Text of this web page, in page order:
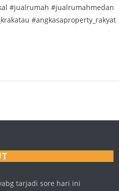
#jualrumah #jualrumahmedan
#angkasaproperty_rakyat
tarjadi sore hari ini